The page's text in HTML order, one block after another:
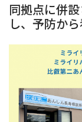
同拠点に併
し、予防か